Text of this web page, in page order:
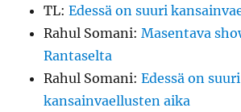
TL:Edessä on suuri
Rahul Somani:Masentava
Rantaselta
Rahul Somani:Edessä on suuri
kansainvaellusten aika